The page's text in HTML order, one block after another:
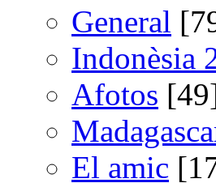
General
Indonèsia
Afotos
El amic